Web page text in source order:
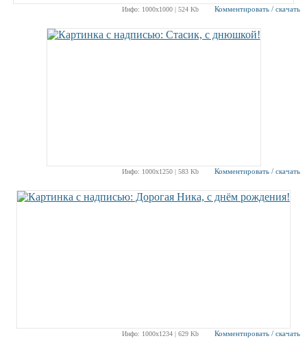
Инфо: 1000х1000 | 524 Kb Комментировать / скачать
Инфо: 1000х1250 | 583 Kb Комментировать / скачать
Инфо: 1000х1234 | 629 Kb Комментировать / скачать